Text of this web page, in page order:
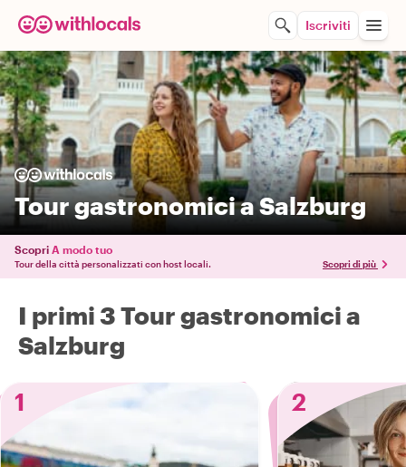
Iscriviti
Tour gastronomici a Salzburg
Scopri A modo tuo
Tour della città personalizzati con host locali. Scopri di più
I primi 3 Tour gastronomici a
Salzburg
1
2